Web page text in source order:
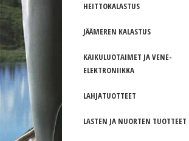
HEITTOKALASTUS
JÄÄMEREN KALASTUS
KAIKULUOTAIMET JA VENE-
ELEKTRONIIKKA
LAHJATUOTTEET
LASTEN JA NUORTEN TUOTTEET